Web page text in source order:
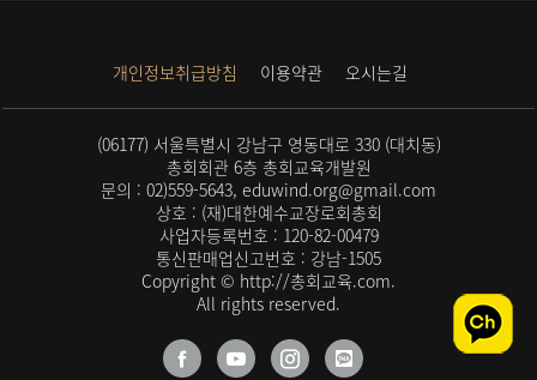
개인정보취급방침 이용약관 오시는길
(06177) 서울특별시 강남구 영동대로 330 (대치동)
총회회관 6층 총회교육개발원
문의 : 02)559-5643, eduwind.org@gmail.com
상호 : (재)대한예수교장로회총회
사업자등록번호 : 120-82-00479
통신판매업신고번호 : 강남-1505
Copyright © http://총회교육.com.
All rights reserved.